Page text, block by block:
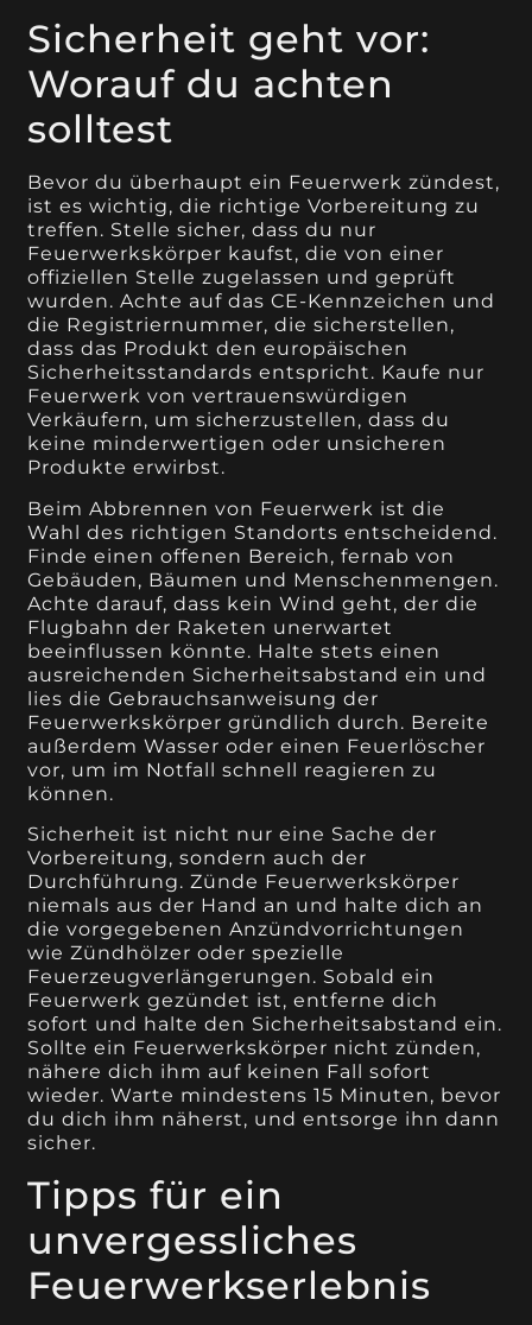
Sicherheit geht vor:
Worauf du achten
solltest
Bevor du überhaupt ein Feuerwerk zündest,
ist es wichtig, die richtige Vorbereitung zu
treffen. Stelle sicher, dass du nur
Feuerwerkskörper kaufst, die von einer
offiziellen Stelle zugelassen und geprüft
wurden. Achte auf das CE-Kennzeichen und
die Registriernummer, die sicherstellen,
dass das Produkt den europäischen
Sicherheitsstandards entspricht. Kaufe nur
Feuerwerk von vertrauenswürdigen
Verkäufern, um sicherzustellen, dass du
keine minderwertigen oder unsicheren
Produkte erwirbst.
Beim Abbrennen von Feuerwerk ist die
Wahl des richtigen Standorts entscheidend.
Finde einen offenen Bereich, fernab von
Gebäuden, Bäumen und Menschenmengen.
Achte darauf, dass kein Wind geht, der die
Flugbahn der Raketen unerwartet
beeinflussen könnte. Halte stets einen
ausreichenden Sicherheitsabstand ein und
lies die Gebrauchsanweisung der
Feuerwerkskörper gründlich durch. Bereite
außerdem Wasser oder einen Feuerlöscher
vor, um im Notfall schnell reagieren zu
können.
Sicherheit ist nicht nur eine Sache der
Vorbereitung, sondern auch der
Durchführung. Zünde Feuerwerkskörper
niemals aus der Hand an und halte dich an
die vorgegebenen Anzündvorrichtungen
wie Zündhölzer oder spezielle
Feuerzeugverlängerungen. Sobald ein
Feuerwerk gezündet ist, entferne dich
sofort und halte den Sicherheitsabstand ein.
Sollte ein Feuerwerkskörper nicht zünden,
nähere dich ihm auf keinen Fall sofort
wieder. Warte mindestens 15 Minuten, bevor
du dich ihm näherst, und entsorge ihn dann
sicher.
Tipps für ein
unvergessliches
Feuerwerkserlebnis